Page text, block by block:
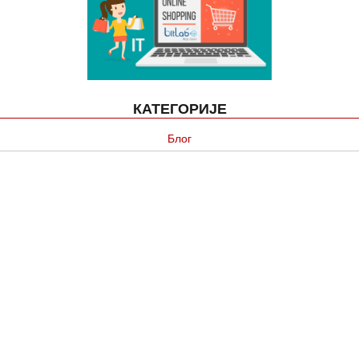
КАТЕГОРИЈЕ
Блог